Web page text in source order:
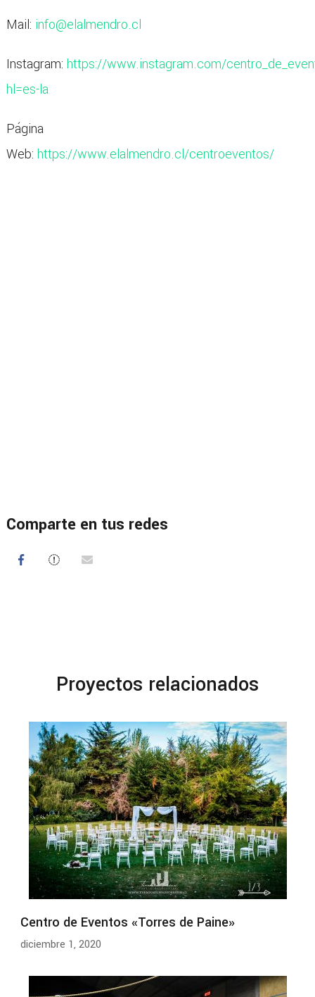
Mail: info@elalmendro.cl
Instagram: https://www.instagram.com/
hl=es-la
Página
Web: https://www.elalmendro.cl/centroeventos/
Comparte en tus redes
Proyectos relacionados
Centro de Eventos «Torres de Paine»
diciembre 1, 2020